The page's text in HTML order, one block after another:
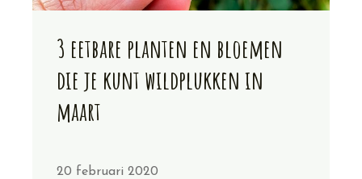
3 eetbare planten en bloemen
die je kunt wildplukken in
maart
20 februari 2020